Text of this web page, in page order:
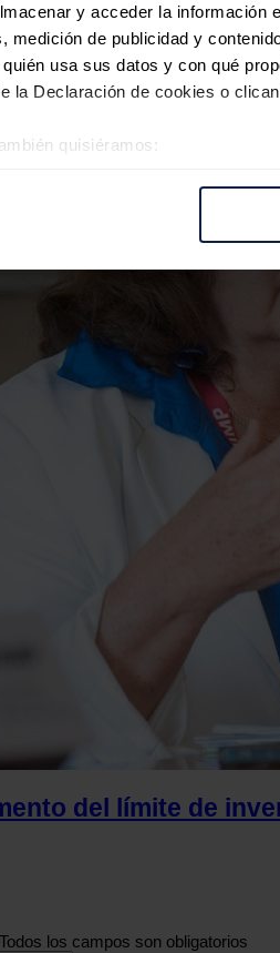
y acceder la información
medición de publicidad y
usa sus datos y con qué
la Declaración de cookies o
quisiéramos:
este sitio web se usan para
Además, compartimos
publicidad y análisis web,
a partir del uso que haya
del límite de
los campos son obligatorios